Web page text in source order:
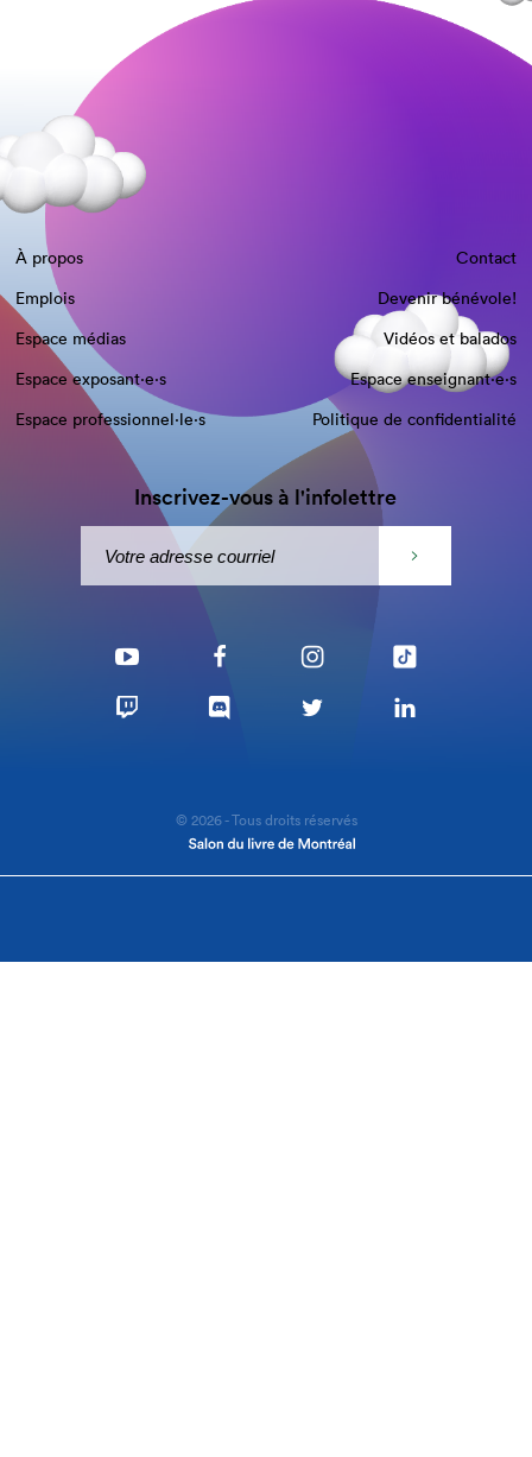
À propos
Contact
Emplois
Devenir bénévole!
Espace médias
Vidéos et balados
Espace exposant·e⋅s
Espace enseignant·e⋅s
Espace professionnel·le⋅s
Politique de confidentialité
Inscrivez-vous à l'infolettre
© 2026 - Tous droits réservés